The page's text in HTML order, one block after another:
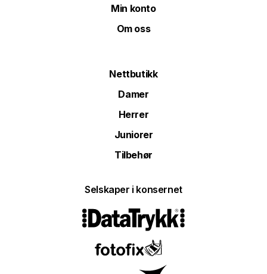
Min konto
Om oss
Nettbutikk
Damer
Herrer
Juniorer
Tilbehør
Selskaper i konsernet